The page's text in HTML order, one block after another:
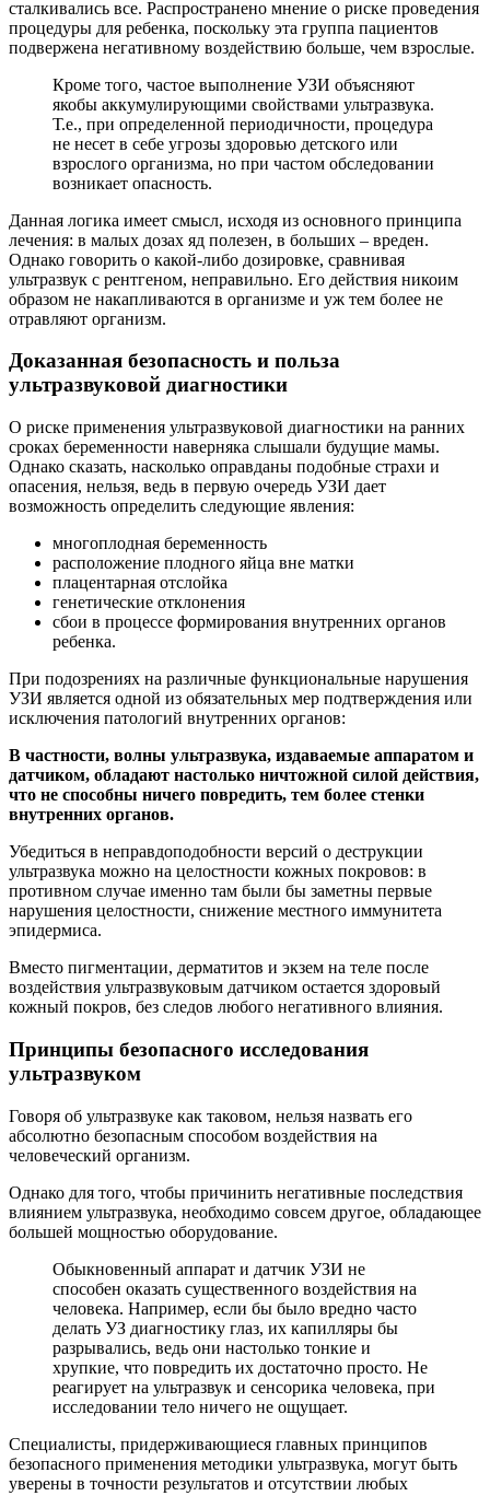
сталкивались все. Распространено мнение о риске проведения
процедуры для ребенка, поскольку эта группа пациентов
подвержена негативному воздействию больше, чем взрослые.
Кроме того, частое выполнение УЗИ объясняют
якобы аккумулирующими свойствами ультразвука.
Т.е., при определенной периодичности, процедура
не несет в себе угрозы здоровью детского или
взрослого организма, но при частом обследовании
возникает опасность.
Данная логика имеет смысл, исходя из основного принципа
лечения: в малых дозах яд полезен, в больших – вреден.
Однако говорить о какой-либо дозировке, сравнивая
ультразвук с рентгеном, неправильно. Его действия никоим
образом не накапливаются в организме и уж тем более не
отравляют организм.
Доказанная безопасность и польза
ультразвуковой диагностики
О риске применения ультразвуковой диагностики на ранних
сроках беременности наверняка слышали будущие мамы.
Однако сказать, насколько оправданы подобные страхи и
опасения, нельзя, ведь в первую очередь УЗИ дает
возможность определить следующие явления:
многоплодная беременность
расположение плодного яйца вне матки
плацентарная отслойка
генетические отклонения
сбои в процессе формирования внутренних органов
ребенка.
При подозрениях на различные функциональные нарушения
УЗИ является одной из обязательных мер подтверждения или
исключения патологий внутренних органов:
В частности, волны ультразвука, издаваемые аппаратом и
датчиком, обладают настолько ничтожной силой действия,
что не способны ничего повредить, тем более стенки
внутренних органов.
Убедиться в неправдоподобности версий о деструкции
ультразвука можно на целостности кожных покровов: в
противном случае именно там были бы заметны первые
нарушения целостности, снижение местного иммунитета
эпидермиса.
Вместо пигментации, дерматитов и экзем на теле после
воздействия ультразвуковым датчиком остается здоровый
кожный покров, без следов любого негативного влияния.
Принципы безопасного исследования
ультразвуком
Говоря об ультразвуке как таковом, нельзя назвать его
абсолютно безопасным способом воздействия на
человеческий организм.
Однако для того, чтобы причинить негативные последствия
влиянием ультразвука, необходимо совсем другое, обладающее
большей мощностью оборудование.
Обыкновенный аппарат и датчик УЗИ не
способен оказать существенного воздействия на
человека. Например, если бы было вредно часто
делать УЗ диагностику глаз, их капилляры бы
разрывались, ведь они настолько тонкие и
хрупкие, что повредить их достаточно просто. Не
реагирует на ультразвук и сенсорика человека, при
исследовании тело ничего не ощущает.
Специалисты, придерживающиеся главных принципов
безопасного применения методики ультразвука, могут быть
уверены в точности результатов и отсутствии любых